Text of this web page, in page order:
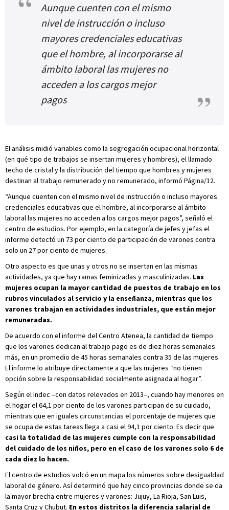
Aunque cuenten con el mismo
nivel de instrucción o incluso
mayores credenciales educativas
que el hombre, al incorporarse al
ámbito laboral las mujeres no
acceden a los cargos mejor
pagos
El análisis midió variables como la segregación ocupacional horizontal
(en qué tipo de trabajos se insertan mujeres y hombres), el llamado
techo de cristal y la distribución del tiempo que hombres y mujeres
destinan al trabajo remunerado y no remunerado, informó Página/12.
“Aunque cuenten con el mismo nivel de instrucción o incluso mayores
credenciales educativas que el hombre, al incorporarse al ámbito
laboral las mujeres no acceden a los cargos mejor pagos”, señaló el
centro de estudios. Por ejemplo, en la categoría de jefes y jefas el
informe detectó un 73 por ciento de participación de varones contra
solo un 27 por ciento de mujeres.
Otro aspecto es que unas y otros no se insertan en las mismas
actividades, ya que hay ramas feminizadas y masculinizadas. Las
mujeres ocupan la mayor cantidad de puestos de trabajo en los
rubros vinculados al servicio y la enseñanza, mientras que los
varones trabajan en actividades industriales, que están mejor
remuneradas.
De acuerdo con el informe del Centro Atenea, la cantidad de tiempo
que los varones dedican al trabajo pago es de diez horas semanales
más, en un promedio de 45 horas semanales contra 35 de las mujeres.
El informe lo atribuye directamente a que las mujeres “no tienen
opción sobre la responsabilidad socialmente asignada al hogar”.
Según el Indec –con datos relevados en 2013–, cuando hay menores en
el hogar el 64,1 por ciento de los varones participan de su cuidado,
mientras que en iguales circunstancias el porcentaje de mujeres que
se ocupa de estas tareas llega a casi el 94,1 por ciento. Es decir que
casi la totalidad de las mujeres cumple con la responsabilidad
del cuidado de los niños, pero en el caso de los varones solo 6 de
cada diez lo hacen.
El centro de estudios volcó en un mapa los números sobre desigualdad
laboral de género. Así determinó que hay cinco provincias donde se da
la mayor brecha entre mujeres y varones: Jujuy, La Rioja, San Luis,
Santa Cruz y Chubut. En estos distritos la diferencia salarial de